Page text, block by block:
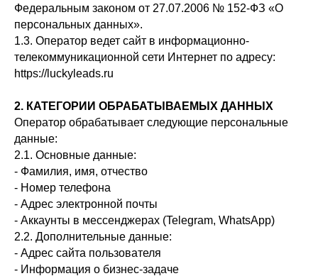
получить предложение
Федеральным законом от 27.07.2006 № 152-ФЗ «О
персональных данных».
1.3. Оператор ведет сайт в информационно-
телекоммуникационной сети Интернет по адресу:
https://luckyleads.ru
2. КАТЕГОРИИ ОБРАБАТЫВАЕМЫХ ДАННЫХ
Оператор обрабатывает следующие персональные
данные:
2.1. Основные данные:
- Фамилия, имя, отчество
- Номер телефона
- Адрес электронной почты
- Аккаунты в мессенджерах (Telegram, WhatsApp)
2.2. Дополнительные данные:
- Адрес сайта пользователя
- Информация о бизнес-задаче